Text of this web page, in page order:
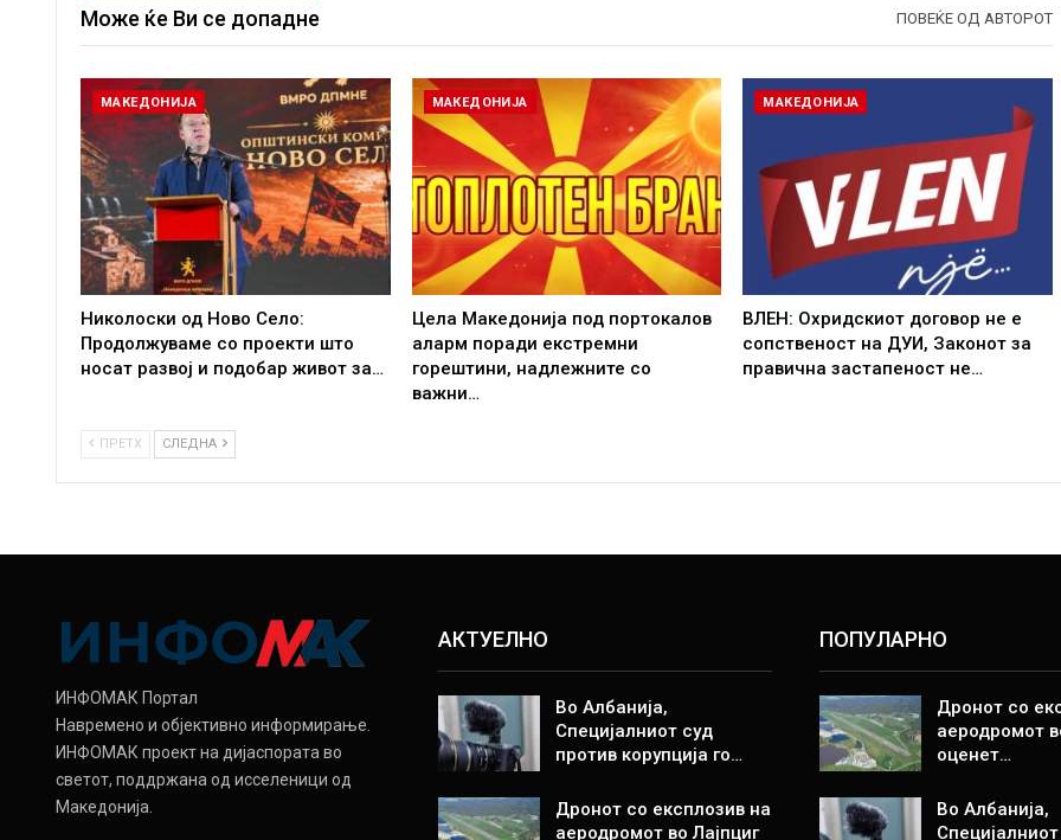
Може ќе Ви се допадне ПОВЕЌЕ ОД АВТОРОТ
МАКЕДОНИЈА
Николоски од Ново Село:
Продолжуваме со проекти што
носат развој и подобар живот за…
МАКЕДОНИЈА
Цела Македонија под портокалов
аларм поради екстремни
горештини, надлежните со
важни…
МАКЕДОНИЈА
ВЛЕН: Охридскиот договор не е
сопственост на ДУИ, Законот за
правична застапеност не…
ПРЕТХ СЛЕДНА
ИНФОМАК Портал
Навремено и објективно информирање.
ИНФОМАК проект на дијаспората во
светот, поддржана од исселеници од
Македонија.
АКТУЕЛНО
Во Албанија,
Специјалниот суд
против корупција го…
Дронот со експлозив на
аеродромот во Лајпциг
ПОПУЛАРНО
Дронот со
аеродромот
оценет…
Во Албанија,